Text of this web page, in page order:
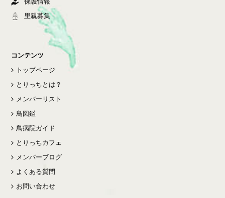
里親募集
コンテンツ
トップページ
とりっちとは？
メンバーリスト
鳥図鑑
鳥病院ガイド
とりっちカフェ
メンバーブログ
よくある質問
お問い合わせ